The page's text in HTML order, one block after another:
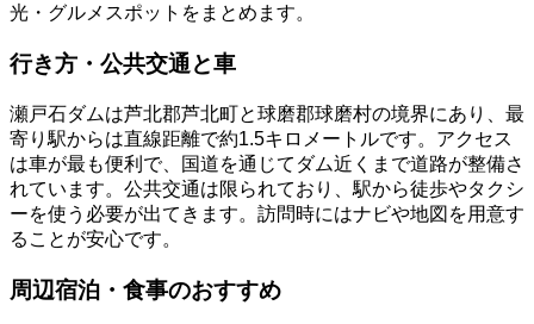
光・グルメスポットをまとめます。
行き方・公共交通と車
瀬戸石ダムは芦北郡芦北町と球磨郡球磨村の境界にあり、最
寄り駅からは直線距離で約1.5キロメートルです。アクセス
は車が最も便利で、国道を通じてダム近くまで道路が整備さ
れています。公共交通は限られており、駅から徒歩やタクシ
ーを使う必要が出てきます。訪問時にはナビや地図を用意す
ることが安心です。
周辺宿泊・食事のおすすめ